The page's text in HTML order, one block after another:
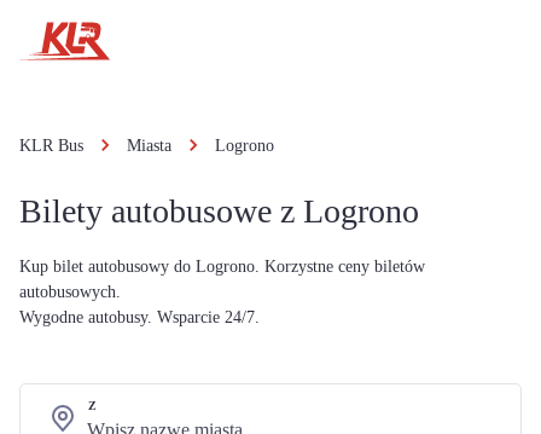
KLR Bus Miasta Logrono
Bilety autobusowe z Logrono
Kup bilet autobusowy do Logrono. Korzystne ceny biletów
autobusowych.
Wygodne autobusy. Wsparcie 24/7.
Z